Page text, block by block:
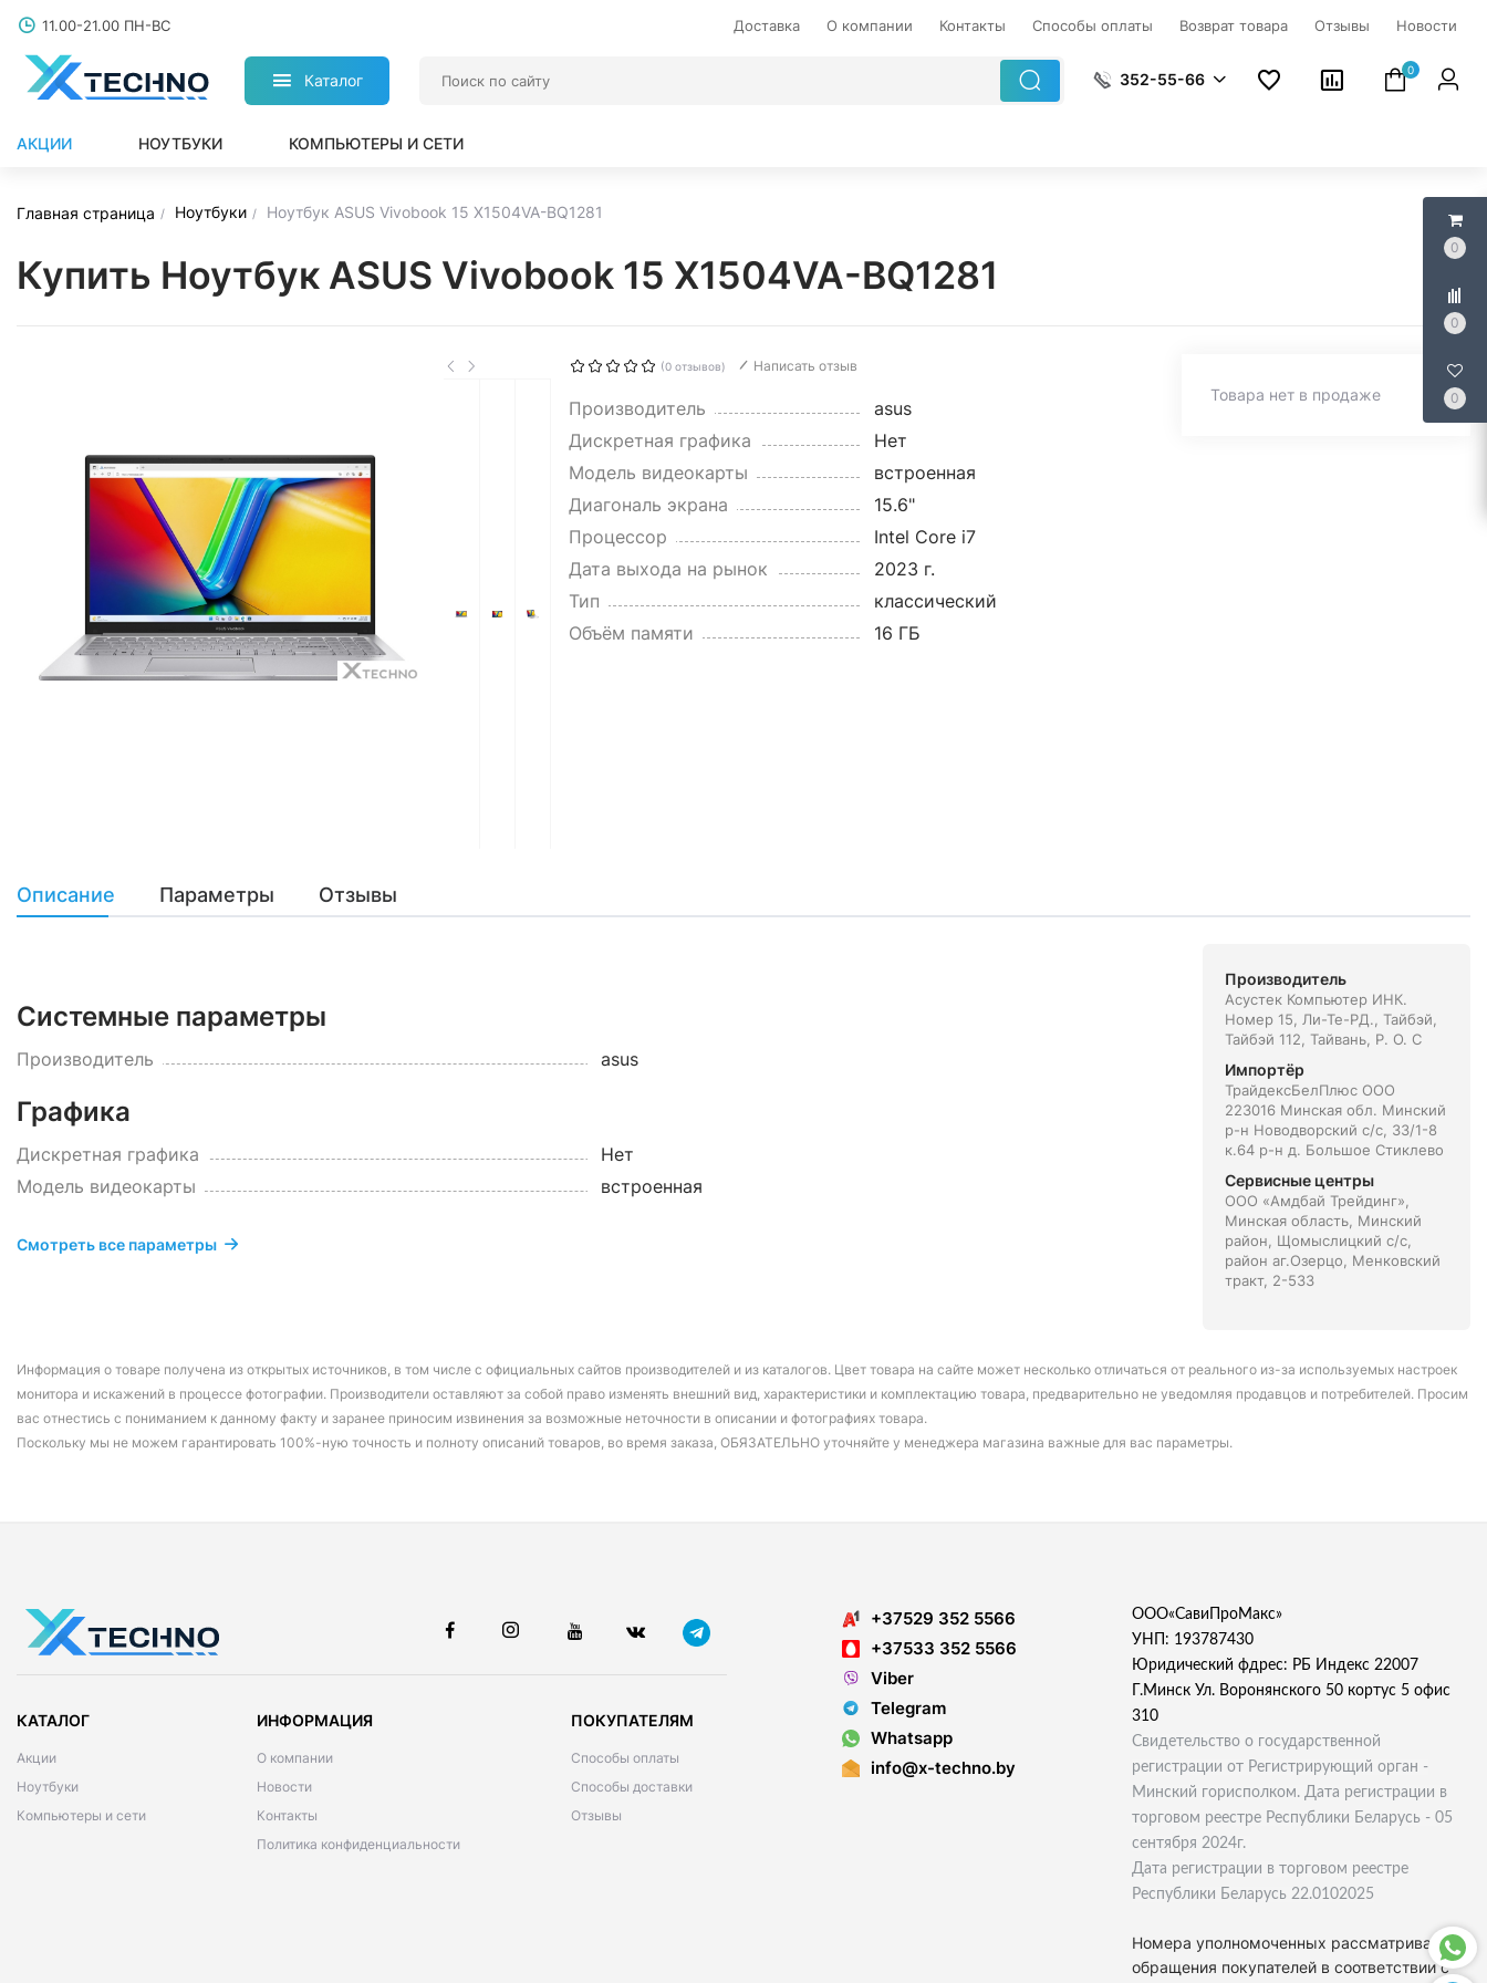
0
0
0
11.00-21.00 ПН-ВС Доставка О компании Контакты Способы оплаты Возврат товара Отзывы Новости
Каталог 352-55-66
0
АКЦИИ НОУТБУКИ КОМПЬЮТЕРЫ И СЕТИ
Главная страница Ноутбуки Ноутбук ASUS Vivobook 15 X1504VA-BQ1281
Купить Ноутбук ASUS Vivobook 15 X1504VA-BQ1281
(0 отзывов) Написать отзыв
Производитель
asus
Дискретная графика
Нет
Модель видеокарты
встроенная
Диагональ экрана
15.6"
Процессор
Intel Core i7
Дата выхода на рынок
2023 г.
Тип
классический
Объём памяти
16 ГБ
Товара нет в продаже
Описание Параметры Отзывы
Системные параметры
Производитель asus
Графика
Дискретная графика
Нет
Модель видеокарты
встроенная
Смотреть все параметры
Производитель
Асустек Компьютер ИНК.
Номер 15, Ли-Те-РД., Тайбэй,
Тайбэй 112, Тайвань, Р. О. С
Импортёр
ТрайдексБелПлюс ООО
223016 Минская обл. Минский
р-н Новодворский с/с, 33/1-8
к.64 р-н д. Большое Стиклево
Сервисные центры
ООО «Амдбай Трейдинг»,
Минская область, Минский
район, Щомыслицкий с/с,
район аг.Озерцо, Менковский
тракт, 2-533
Информация о товаре получена из открытых источников, в том числе с официальных сайтов производителей и из каталогов. Цвет товара на сайте может несколько отличаться от реального из-за используемых настроек
монитора и искажений в процессе фотографии. Производители оставляют за собой право изменять внешний вид, характеристики и комплектацию товара, предварительно не уведомляя продавцов и потребителей. Просим
вас отнестись с пониманием к данному факту и заранее приносим извинения за возможные неточности в описании и фотографиях товара.
Поскольку мы не можем гарантировать 100%-ную точность и полноту описаний товаров, во время заказа, ОБЯЗАТЕЛЬНО уточняйте у менеджера магазина важные для вас параметры.
КАТАЛОГ
Акции
Ноутбуки
Компьютеры и сети
ИНФОРМАЦИЯ
О компании
Новости
Контакты
Политика конфиденциальности
ПОКУПАТЕЛЯМ
Способы оплаты
Способы доставки
Отзывы
+37529 352 5566
+37533 352 5566
Viber
Telegram
Whatsapp
info@x-techno.by
ООО«СавиПроМакс»
УНП: 193787430
Юридический фдрес: РБ Индекс 22007
Г.Минск Ул. Воронянского 50 кортус 5 офис
310
Свидетельство о государственной
регистрации от Регистрирующий орган -
Минский горисполком. Дата регистрации в
торговом реестре Республики Беларусь - 05
сентября 2024г.
Дата регистрации в торговом реестре
Республики Беларусь 22.0102025
Номера уполномоченных рассматривать
обращения покупателей в соответствии с